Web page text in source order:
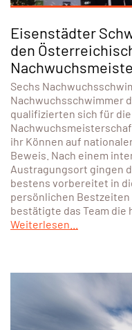
Von 30. Juli bis 2.
statt. Der Union
Markl und Michael
Saisonabschluss starke
persönlichen Bestzeiten
Markl (Jg. 2012) sicherte
Weiterlesen...
Eisenstädter
den